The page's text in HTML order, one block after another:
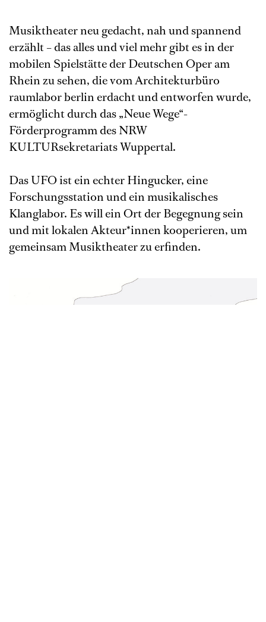
Musiktheater neu gedacht, nah und spannend
erzählt – das alles und viel mehr gibt es in der
mobilen Spielstätte der Deutschen Oper am
Rhein zu sehen, die vom Architekturbüro
raumlabor berlin erdacht und entworfen wurde,
ermöglicht durch das „Neue Wege“-
Förderprogramm des NRW
KULTURsekretariats Wuppertal.
Das UFO ist ein echter Hingucker, eine
Forschungsstation und ein musikalisches
Klanglabor. Es will ein Ort der Begegnung sein
und mit lokalen Akteur*innen kooperieren, um
gemeinsam Musiktheater zu erfinden.